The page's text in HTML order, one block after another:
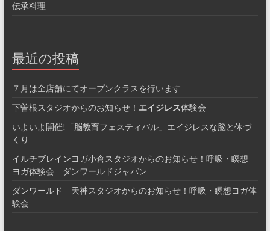
伝承料理
最近の投稿
７月は全店舗にてオープンクラスを行います
下曽根スタジオからのお知らせ！ エイジレス体験会
いよいよ開催!「脳教育フェスティバル」エイジレスな脳と体づ
くり
イルチブレインヨガ小倉スタジオからのお知らせ！呼吸・瞑想
ヨガ体験会 ダンワールドジャパン
ダンワールド 天神スタジオからのお知らせ！呼吸・瞑想ヨガ体
験会